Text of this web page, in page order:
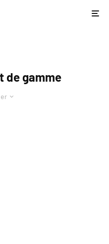
de gamme